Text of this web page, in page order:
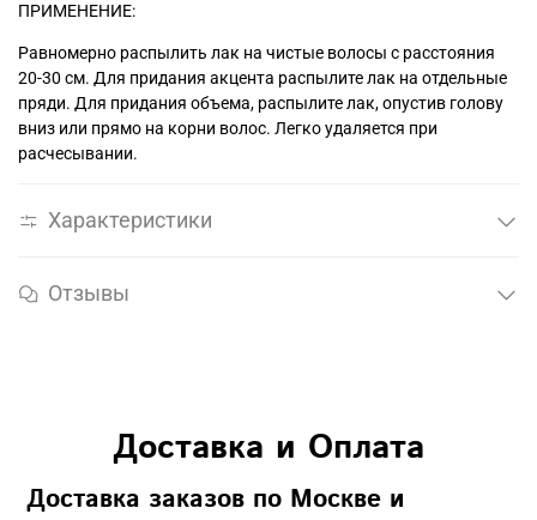
ПРИМЕНЕНИЕ:
Равномерно распылить лак на чистые волосы с расстояния
20-30 см. Для придания акцента распылите лак на отдельные
пряди. Для придания объема, распылите лак, опустив голову
вниз или прямо на корни волос. Легко удаляется при
расчесывании.
Характеристики
Отзывы
Доставка и Оплата
Доставка заказов по Москве и